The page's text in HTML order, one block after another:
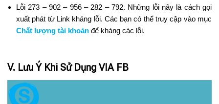
Lỗi 273 – 902 – 956 – 282 – 792. Những lỗi nãy là cách gọi
xuất phát từ Link kháng lỗi. Các bạn có thể truy cập vào mục
Chất lượng tài khoản để kháng các lỗi.
V. Lưu Ý Khi Sử Dụng VIA FB